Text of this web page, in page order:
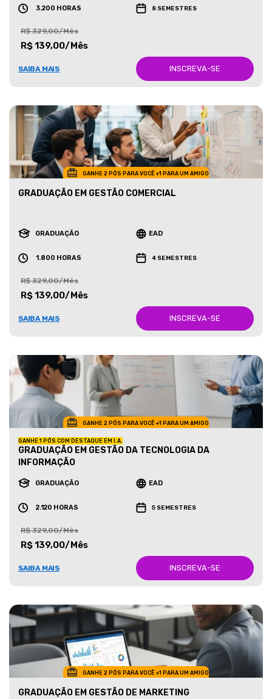
3.200 HORAS 8 SEMESTRES
R$ 329,00/Mês
R$ 139,00/Mês
SAIBA MAIS INSCREVA-SE
GANHE 2 PÓS PARA VOCÊ +1 PARA UM AMIGO
GRADUAÇÃO EM GESTÃO COMERCIAL
GRADUAÇÃO EAD
1.800 HORAS 4 SEMESTRES
R$ 329,00/Mês
R$ 139,00/Mês
SAIBA MAIS INSCREVA-SE
GANHE 2 PÓS PARA VOCÊ +1 PARA UM AMIGO
GANHE 1 PÓS COM DESTAQUE EM I.A.
GRADUAÇÃO EM GESTÃO DA TECNOLOGIA DA
INFORMAÇÃO
GRADUAÇÃO EAD
2.120 HORAS 5 SEMESTRES
R$ 329,00/Mês
R$ 139,00/Mês
SAIBA MAIS INSCREVA-SE
GANHE 2 PÓS PARA VOCÊ +1 PARA UM AMIGO
GRADUAÇÃO EM GESTÃO DE MARKETING